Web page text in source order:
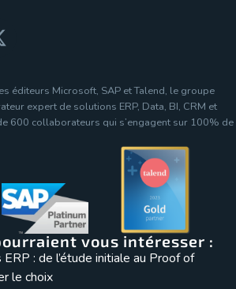
éditeurs Microsoft, SAP et Talend, le groupe
expert de solutions ERP, Data, BI, CRM et
600 collaborateurs qui s’engagent sur 100% de
vous intéresser :
: de l’étude initiale au Proof of
le choix